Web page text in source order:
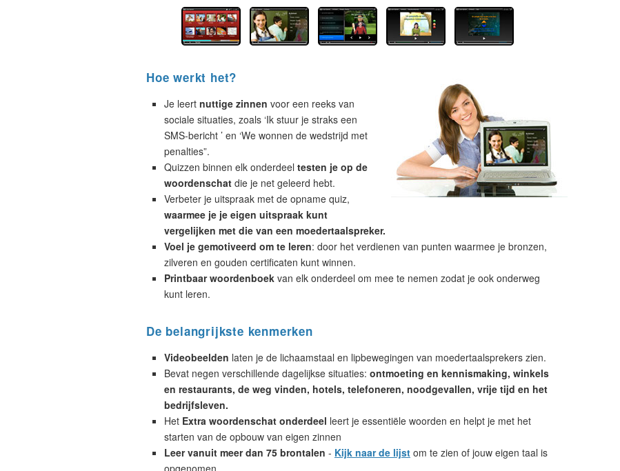
Hoe werkt het?
Je leert nuttige zinnen voor een reeks van
sociale situaties, zoals ‘Ik stuur je straks een
SMS-bericht ’ en ‘We wonnen de wedstrijd met
penalties”.
Quizzen binnen elk onderdeel testen je op de
woordenschat die je net geleerd hebt.
Verbeter je uitspraak met de opname quiz,
waarmee je je eigen uitspraak kunt
vergelijken met die van een moedertaalspreker.
Voel je gemotiveerd om te leren: door het verdienen van punten waarmee je bronzen,
zilveren en gouden certificaten kunt winnen.
Printbaar woordenboek van elk onderdeel om mee te nemen zodat je ook onderweg
kunt leren.
De belangrijkste kenmerken
Videobeelden laten je de lichaamstaal en lipbewegingen van moedertaalsprekers zien.
Bevat negen verschillende dagelijkse situaties: ontmoeting en kennismaking, winkels
en restaurants, de weg vinden, hotels, telefoneren, noodgevallen, vrije tijd en het
bedrijfsleven.
Het Extra woordenschat onderdeel leert je essentiële woorden en helpt je met het
starten van de opbouw van eigen zinnen
Leer vanuit meer dan 75 brontalen - Kijk naar de lijst om te zien of jouw eigen taal is
opgenomen.